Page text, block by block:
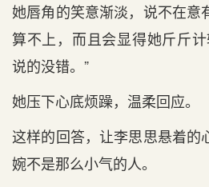
她唇角的笑意渐淡，说不在意
算不上，而且会显得她斤斤
说的没错。”
她压下心底烦躁，温柔回应。
这样的回答，让李思思悬着的
婉不是那么小气的人。